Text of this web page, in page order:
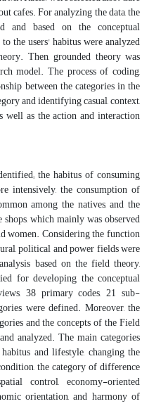
cafes. For analyzing the data, the
and based on the conceptual
the users' habitus were analyzed
Then, grounded theory was
model. The process of coding,
between the categories in the
and identifying casual, context,
well as the action and interaction
the habitus of consuming
intensively, the consumption of
among the natives, and the
which mainly was observed
women. Considering the function
political and power fields were
based on the field theory,
for developing the conceptual
38 primary codes, 21 sub-
were defined. Moreover, the
and the concepts of the Field
analyzed. The main categories
and lifestyle, changing the
the category of difference
control, economy-oriented
orientation, and harmony of